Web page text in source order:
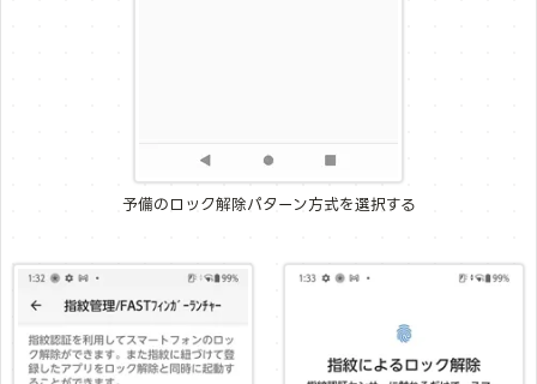
予備のロック解除パターン方式を選択する